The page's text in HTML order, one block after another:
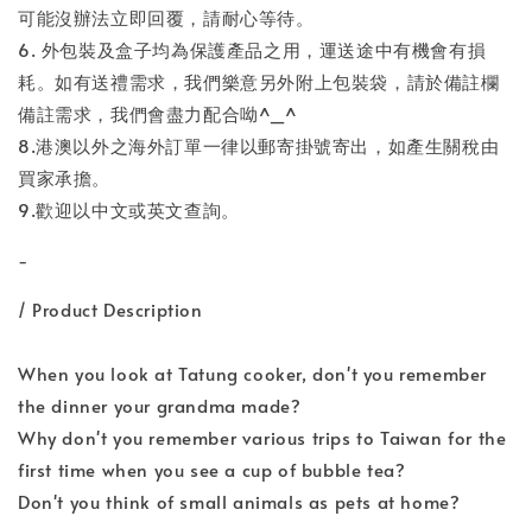
可能沒辦法立即回覆，請耐心等待。
6. 外包裝及盒子均為保護產品之用，運送途中有機會有損
耗。如有送禮需求，我們樂意另外附上包裝袋，請於備註欄
備註需求，我們會盡力配合呦^_^
8.港澳以外之海外訂單一律以郵寄掛號寄出，如產生關稅由
買家承擔。
9.歡迎以中文或英文查詢。
-
/ Product Description
When you look at Tatung cooker, don't you remember
the dinner your grandma made?
Why don't you remember various trips to Taiwan for the
first time when you see a cup of bubble tea?
Don't you think of small animals as pets at home?